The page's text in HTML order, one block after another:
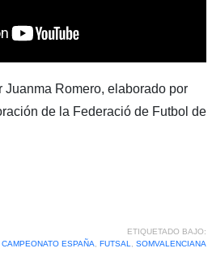
Juanma Romero, elaborado por
de la Federació de Futbol de
ETIQUETADO BAJO:
CAMPEONATO ESPAÑA, FUTSAL, SOMVALENCIANA